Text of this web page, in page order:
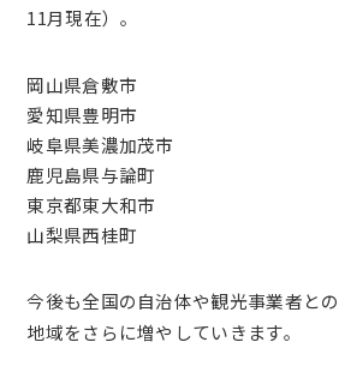
11月現在）。
岡山県倉敷市
愛知県豊明市
岐阜県美濃加茂市
鹿児島県与論町
東京都東大和市
山梨県西桂町
今後も全国の自治体や観光事業者と
地域をさらに増やしていきます。